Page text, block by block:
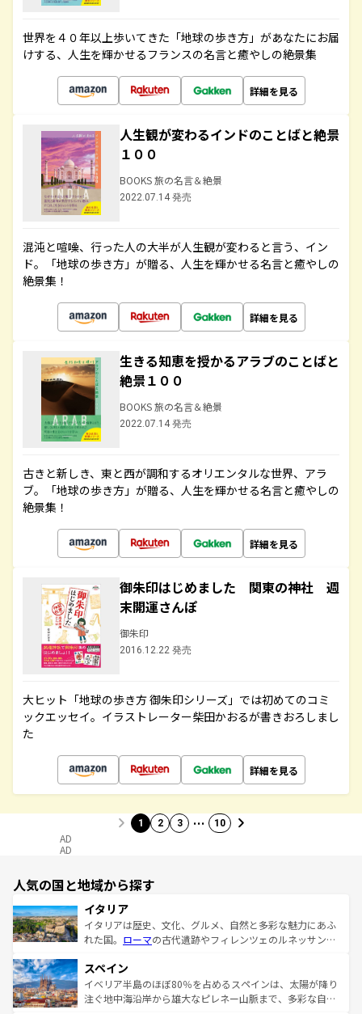
世界を４０年以上歩いてきた「地球の歩き方」があなたにお届
けする、人生を輝かせるフランスの名言と癒やしの絶景集
詳細を見る
人生観が変わるインドのことばと絶景
１００
BOOKS 旅の名言＆絶景
2022.07.14 発売
混沌と喧噪、行った人の大半が人生観が変わると言う、イン
ド。「地球の歩き方」が贈る、人生を輝かせる名言と癒やしの
絶景集！
詳細を見る
生きる知恵を授かるアラブのことばと
絶景１００
BOOKS 旅の名言＆絶景
2022.07.14 発売
古きと新しき、東と西が調和するオリエンタルな世界、アラ
ブ。「地球の歩き方」が贈る、人生を輝かせる名言と癒やしの
絶景集！
詳細を見る
御朱印はじめました 関東の神社 週
末開運さんぽ
御朱印
2016.12.22 発売
大ヒット「地球の歩き方 御朱印シリーズ」では初めてのコミ
ックエッセイ。イラストレーター柴田かおるが書きおろしまし
た
詳細を見る
1 2 3 … 10
AD
AD
人気の国と地域から探す
イタリア
イタリアは歴史、文化、グルメ、自然と多彩な魅力にあふ
れた国。 ローマの古代遺跡やフィレンツェのルネッサンス
ろん、トスカーナの美しい田園風景やアマルフィ海岸の絶
景など、自然景観も見逃せない。観光の合間には、本場の
ピザやパスタなど、絶品のイタリア料理を堪能することも
スペイン
イベリア半島のほぼ80％を占めるスペインは、太陽が降り
注ぐ地中海沿岸から雄大なピレネー山脈まで、多彩な自然